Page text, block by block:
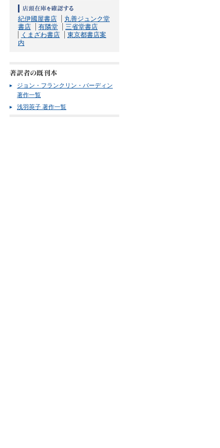
紀伊國屋書店
丸善ジュンク堂
書店
有隣堂
三省堂書店
くまざわ書店
東京都書店案
内
ジョン・フランクリン・バーディン
著作一覧
浅羽莢子 著作一覧